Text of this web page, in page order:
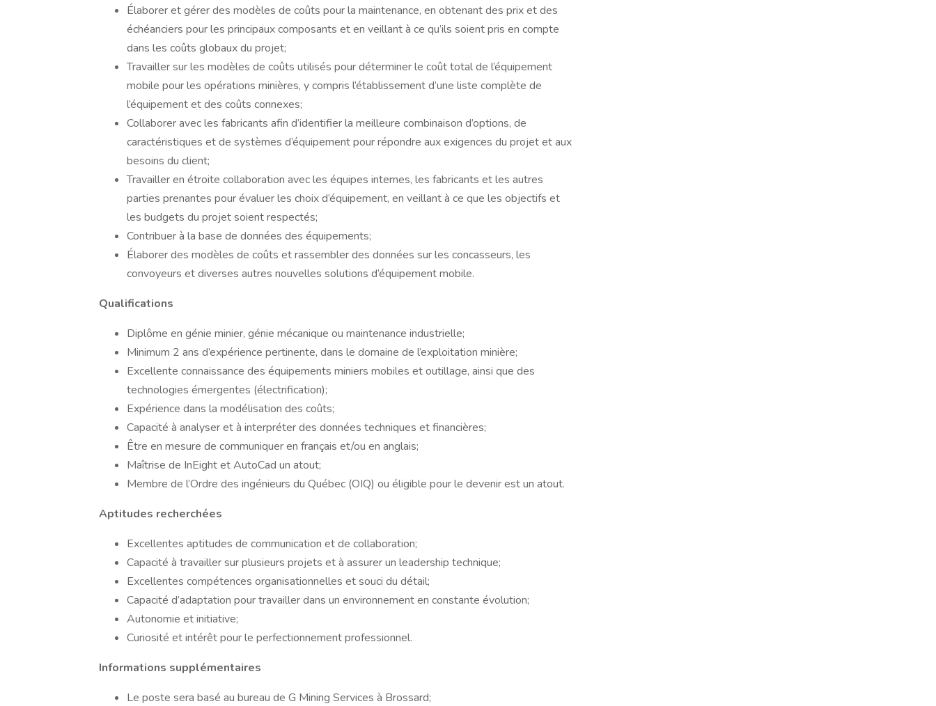
Élaborer et gérer des modèles de coûts pour la maintenance, en obtenant des prix et des
échéanciers pour les principaux composants et en veillant à ce qu’ils soient pris en compte
dans les coûts globaux du projet;
Travailler sur les modèles de coûts utilisés pour déterminer le coût total de l’équipement
mobile pour les opérations minières, y compris l’établissement d’une liste complète de
l’équipement et des coûts connexes;
Collaborer avec les fabricants afin d’identifier la meilleure combinaison d’options, de
caractéristiques et de systèmes d’équipement pour répondre aux exigences du projet et aux
besoins du client;
Travailler en étroite collaboration avec les équipes internes, les fabricants et les autres
parties prenantes pour évaluer les choix d’équipement, en veillant à ce que les objectifs et
les budgets du projet soient respectés;
Contribuer à la base de données des équipements;
Élaborer des modèles de coûts et rassembler des données sur les concasseurs, les
convoyeurs et diverses autres nouvelles solutions d’équipement mobile.
Qualifications
Diplôme en génie minier, génie mécanique ou maintenance industrielle;
Minimum 2 ans d’expérience pertinente, dans le domaine de l’exploitation minière;
Excellente connaissance des équipements miniers mobiles et outillage, ainsi que des
technologies émergentes (électrification);
Expérience dans la modélisation des coûts;
Capacité à analyser et à interpréter des données techniques et financières;
Être en mesure de communiquer en français et/ou en anglais;
Maîtrise de InEight et AutoCad un atout;
Membre de l’Ordre des ingénieurs du Québec (OIQ) ou éligible pour le devenir est un atout.
Aptitudes recherchées
Excellentes aptitudes de communication et de collaboration;
Capacité à travailler sur plusieurs projets et à assurer un leadership technique;
Excellentes compétences organisationnelles et souci du détail;
Capacité d’adaptation pour travailler dans un environnement en constante évolution;
Autonomie et initiative;
Curiosité et intérêt pour le perfectionnement professionnel.
Informations supplémentaires
Le poste sera basé au bureau de G Mining Services à Brossard;